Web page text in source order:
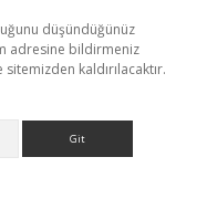
düşündüğünüz
adresine bildirmeniz
kaldırılacaktır.